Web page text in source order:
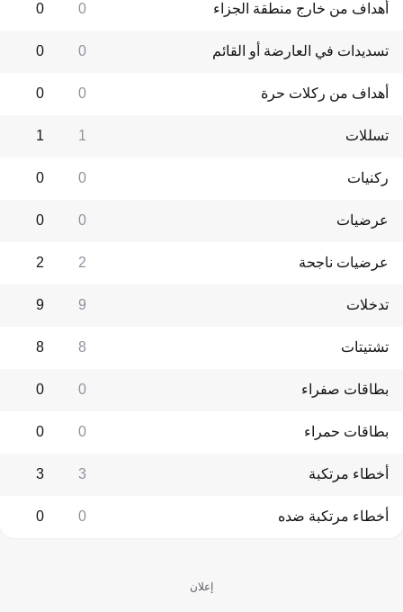
أهداف من خارج منطقة الجزاء 0
0
تسديدات في العارضة أو القائم 0
0
أهداف من ركلات حرة 0
0
تسللات 1
1
ركنيات 0
0
عرضيات 0
0
عرضيات ناجحة 2
2
تدخلات 9
9
تشتيتات 8
8
بطاقات صفراء 0
0
بطاقات حمراء 0
0
أخطاء مرتكبة 3
3
أخطاء مرتكبة ضده 0
0
إعلان